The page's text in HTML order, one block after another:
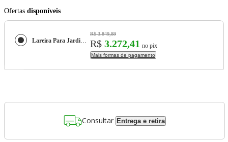
Ofertas disponíveis
Lareira Para Jardim Preta 100X15cm - Libaneza
R$ 3.849,89
R$ 3.272,41 no pix
Mais formas de pagamento
Consultar Entrega e retira